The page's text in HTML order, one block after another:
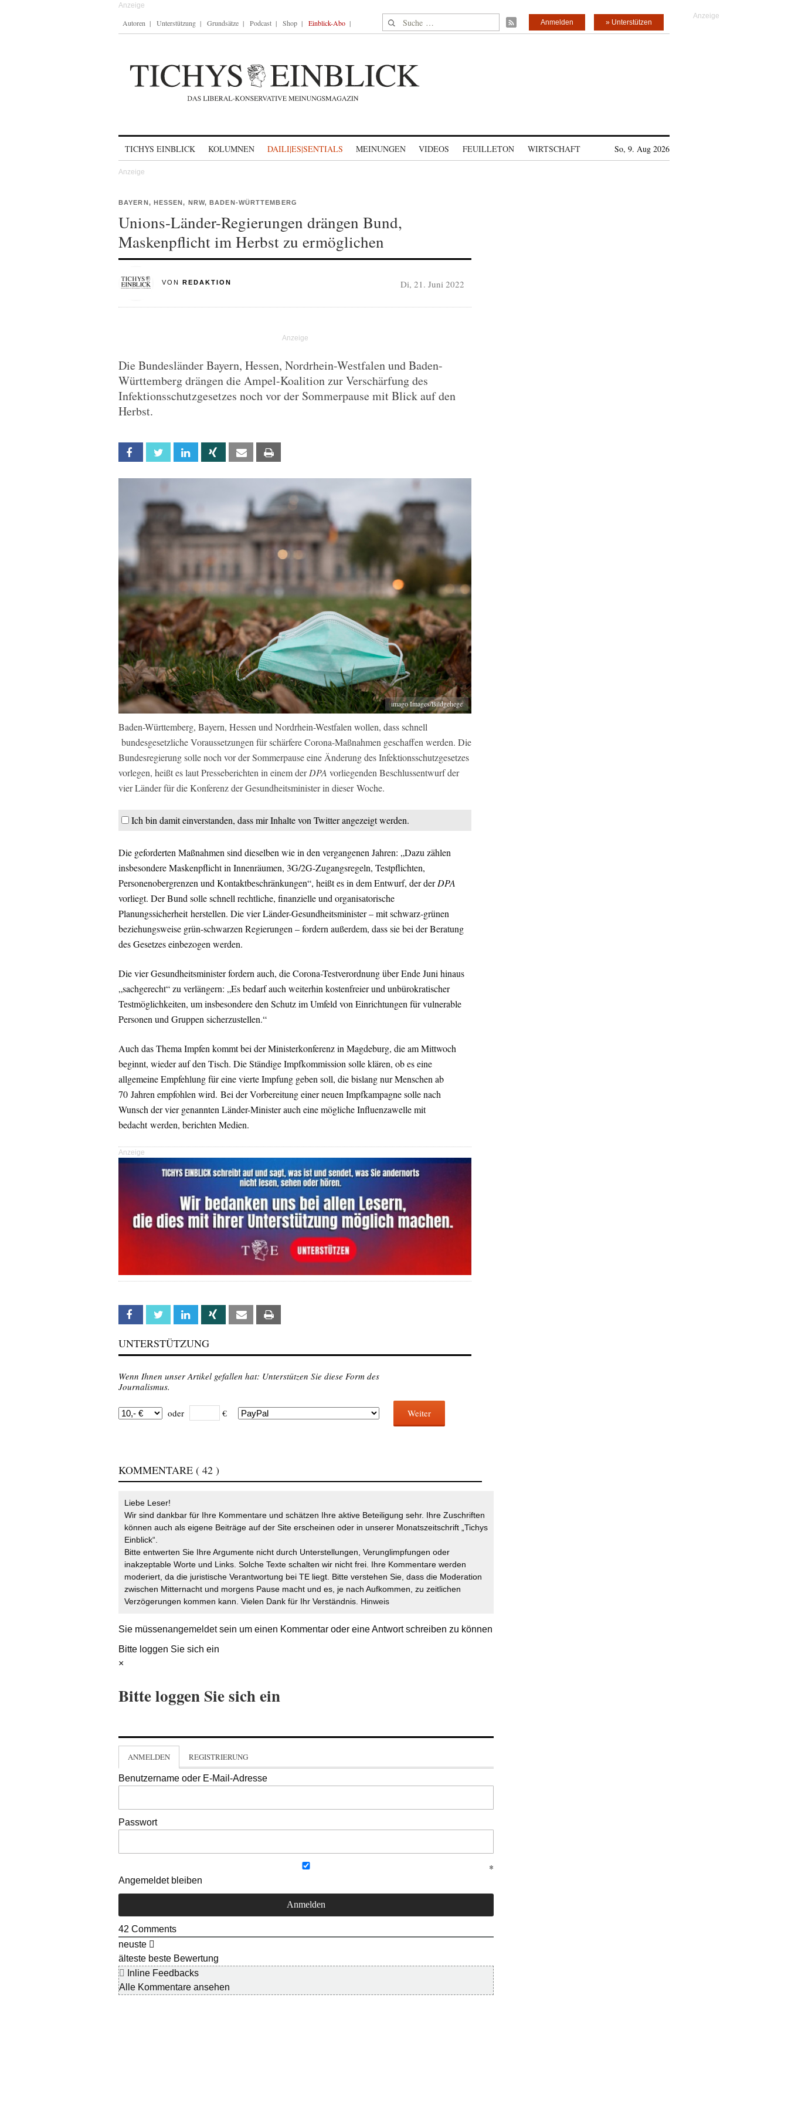
Autoren Unterstützung Grundsätze Podcast Shop Einblick-Abo Suche nach: » Unterstützen
Anmelden
TICHYS EINBLICK KOLUMNEN DAILI|ES|SENTIALS MEINUNGEN VIDEOS FEUILLETON WIRTSCHAFT So, 9. Aug 2026
BAYERN, HESSEN, NRW, BADEN-WÜRTTEMBERG
Unions-Länder-Regierungen drängen Bund,
Maskenpflicht im Herbst zu ermöglichen
VON REDAKTION Di, 21. Juni 2022
Die Bundesländer Bayern, Hessen, Nordrhein-Westfalen und Baden-
Württemberg drängen die Ampel-Koalition zur Verschärfung des
Infektionsschutzgesetzes noch vor der Sommerpause mit Blick auf den
Herbst.
Facebook Twitter Linkedin Xing Email
imago Images/Bildgehege
Baden-Württemberg, Bayern, Hessen und Nordrhein-Westfalen wollen, dass schnell
bundesgesetzliche Voraussetzungen für schärfere Corona-Maßnahmen geschaffen werden. Die
Bundesregierung solle noch vor der Sommerpause eine Änderung des Infektionsschutzgesetzes
vorlegen, heißt es laut Presseberichten in einem derDPA vorliegenden Beschlussentwurf der
vier Länder für die Konferenz der Gesundheitsminister in dieser Woche.
Ich bin damit einverstanden, dass mir Inhalte von Twitter angezeigt werden.
Die geforderten Maßnahmen sind dieselben wie in den vergangenen Jahren: „Dazu zählen
insbesondere Maskenpflicht in Innenräumen, 3G/2G-Zugangsregeln, Testpflichten,
Personenobergrenzen und Kontaktbeschränkungen“, heißt es in dem Entwurf, der derDPA
vorliegt. Der Bund solle schnell rechtliche, finanzielle und organisatorische
Planungssicherheit herstellen. Die vier Länder-Gesundheitsminister – mit schwarz-grünen
beziehungsweise grün-schwarzen Regierungen – fordern außerdem, dass sie bei der Beratung
des Gesetzes einbezogen werden.
Die vier Gesundheitsminister fordern auch, die Corona-Testverordnung über Ende Juni hinaus
„sachgerecht“ zu verlängern: „Es bedarf auch weiterhin kostenfreier und unbürokratischer
Testmöglichkeiten, um insbesondere den Schutz im Umfeld von Einrichtungen für vulnerable
Personen und Gruppen sicherzustellen.“
Auch das Thema Impfen kommt bei der Ministerkonferenz in Magdeburg, die am Mittwoch
beginnt, wieder auf den Tisch. Die Ständige Impfkommission solle klären, ob es eine
allgemeine Empfehlung für eine vierte Impfung geben soll, die bislang nur Menschen ab
70 Jahren empfohlen wird. Bei der Vorbereitung einer neuen Impfkampagne solle nach
Wunsch der vier genannten Länder-Minister auch eine mögliche Influenzawelle mit
bedacht werden, berichten Medien.
Anzeige
Facebook Twitter Linkedin Xing Email
UNTERSTÜTZUNG
Wenn Ihnen unser Artikel gefallen hat: Unterstützen Sie diese Form des
Journalismus.
oder € Weiter
KOMMENTARE ( 42 )
Liebe Leser!
Wir sind dankbar für Ihre Kommentare und schätzen Ihre aktive Beteiligung sehr. Ihre Zuschriften
können auch als eigene Beiträge auf der Site erscheinen oder in unserer Monatszeitschrift „Tichys
Einblick“.
Bitte entwerten Sie Ihre Argumente nicht durch Unterstellungen, Verunglimpfungen oder
inakzeptable Worte und Links. Solche Texte schalten wir nicht frei. Ihre Kommentare werden
moderiert, da die juristische Verantwortung bei TE liegt. Bitte verstehen Sie, dass die Moderation
zwischen Mitternacht und morgens Pause macht und es, je nach Aufkommen, zu zeitlichen
Verzögerungen kommen kann. Vielen Dank für Ihr Verständnis. Hinweis
Sie müssenangemeldetsein um einen Kommentar oder eine Antwort schreiben zu können
Bitte loggen Sie sich ein
×
Bitte loggen Sie sich ein
ANMELDEN REGISTRIERUNG
Benutzername oder E-Mail-Adresse
Passwort
Angemeldet bleiben
42 Comments
neuste
älteste beste Bewertung
Inline Feedbacks
Alle Kommentare ansehen